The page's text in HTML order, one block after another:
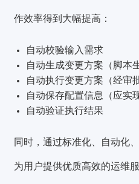
作效率得到大幅提高：
自动校验输入需求
自动生成变更方案（脚本
自动执行变更方案（经审
自动保存配置信息（应实
自动验证执行结果
同时，通过标准化、自动化
为用户提供优质高效的运维服